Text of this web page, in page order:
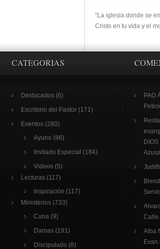
"La iglesia donde se
Cristo en tu vida y el
CATEGORIAS
Destacados (6)
Escritorio del Pastor (171)
Eventos (280)
Ayuno (86)
Invitado Especial (184)
Videos (5)
Lecturas (117)
Inspiración (117)
Ministerios (733)
Cuna (9)
Damas (191)
Discipulado (8)
PAO
DIOS
Judith
Calle
Alba
Evan